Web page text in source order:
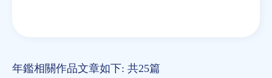
年鑑相關作品文章如下: 共25篇